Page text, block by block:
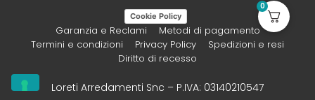
Cookie Policy
Garanzia e Reclami
Metodi di pagamento
Termini e condizioni
Privacy Policy
Spedizioni e resi
Diritto di recesso
Loreti Arredamenti Snc – P.IVA: 03140210547
0